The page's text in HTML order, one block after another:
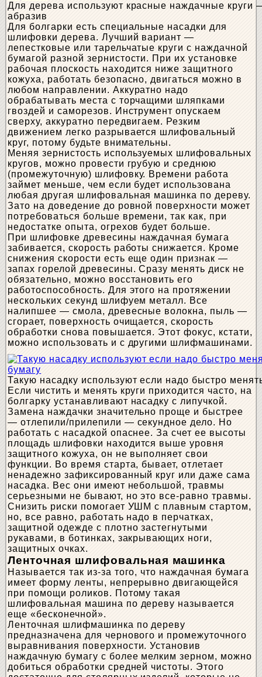
Для дерева используют красные наждачные круги
абразив
Для болгарки есть специальные насадки для
шлифовки дерева. Лучший вариант —
лепестковые или тарельчатые круги с наждачной
бумагой разной зернистости. При их установке
рабочая плоскость находится ниже защитного
кожуха, работать безопасно, двигаться можно в
любом направлении. Аккуратно надо
обрабатывать места с торчащими шляпками
гвоздей и саморезов. Инструмент опускаем
сверху, аккуратно передвигаем. Резким
движением легко разрывается шлифовальный
круг, потому будьте внимательны.
Меняя зернистость используемых шлифовальных
кругов, можно провести грубую и среднюю
(промежуточную) шлифовку. Времени работа
займет меньше, чем если будет использована
любая другая шлифовальная машинка по дереву.
Зато на доведение до ровной поверхности может
потребоваться больше времени, так как, при
недостатке опыта, огрехов будет больше.
При шлифовке древесины наждачная бумага
забивается, скорость работы снижается. Кроме
снижения скорости есть еще один признак —
запах горелой древесины. Сразу менять диск не
обязательно, можно восстановить его
работоспособность. Для этого на протяжении
нескольких секунд шлифуем металл. Все
налипшее — смола, древесные волокна, пыль —
сгорает, поверхность очищается, скорость
обработки снова повышается. Этот фокус, кстати,
можно использовать и с другими шлифмашинами.
Такую насадку используют если надо быстро
Если чистить и менять круги приходится часто, на
болгарку устанавливают насадку с липучкой.
Замена наждачки значительно проще и быстрее
— отлепили/прилепили — секундное дело. Но
работать с насадкой опаснее. За счет ее высоты
площадь шлифовки находится выше уровня
защитного кожуха, он не выполняет свои
функции. Во время старта, бывает, отлетает
ненадежно зафиксированный круг или даже сама
насадка. Вес они имеют небольшой, травмы
серьезными не бывают, но это все-равно травмы.
Снизить риски помогает УШМ с плавным стартом,
но, все равно, работать надо в перчатках,
защитной одежде с плотно застегнутыми
рукавами, в ботинках, закрывающих ноги,
защитных очках.
Ленточная шлифовальная машинка
Называется так из-за того, что наждачная бумага
имеет форму ленты, непрерывно двигающейся
при помощи роликов. Потому такая
шлифовальная машина по дереву называется
еще «бесконечной».
Ленточная шлифмашинка по дереву
предназначена для чернового и промежуточного
выравнивания поверхности. Установив
наждачную бумагу с более мелким зерном, можно
добиться обработки средней чистоты. Этого